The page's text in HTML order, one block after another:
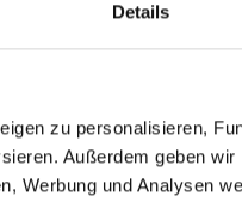
Details
zu personalisieren,
Außerdem geben
Werbung und Analysen